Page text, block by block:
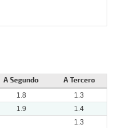
A Segundo A Tercero
1.8
1.3
1.9
1.4
1.3